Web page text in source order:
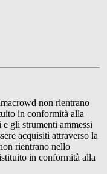
non rientrano
in conformità alla
gli strumenti ammessi
acquisiti attraverso la
rientrano nello
in conformità alla